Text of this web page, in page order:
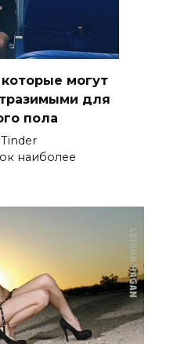
которые могут
для
пола
наиболее